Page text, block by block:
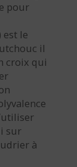
pour
est le
il
croix qui
sur
à